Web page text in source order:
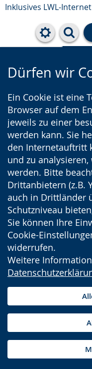
Inklusives LWL-Internet
Dürfen wir
Ein Cookie ist eine
Browser auf dem
jeweils zu einer
werden kann. Sie
den Internetauftritt
und zu
werden. Bitte
Drittanbietern (z.B.
auch in Drittländer
Schutzniveau
Sie können Ihre
Cookie-
widerrufen.
Weitere